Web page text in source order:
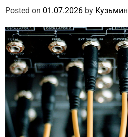
Posted on 01.07.2026 by Кузьмин